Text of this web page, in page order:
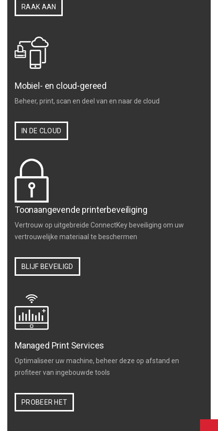
RAAK AAN
Mobiel- en cloud-gereed
Beheer, print, scan en deel van en naar de cloud
IN DE CLOUD
Toonaangevende printerbeveiliging
Vertrouw op uitgebreide ConnectKey beveiliging om uw
vertrouwelijke materiaal te beschermen
BLIJF BEVEILIGD
Managed Print Services
Optimaliseer uw machine, beheer deze op afstand en
profiteer van ingebouwde tools
PROBEER HET